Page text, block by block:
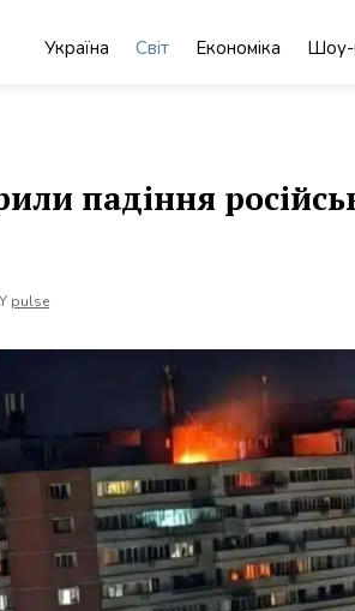
Україна Світ Економіка Шоу-
падіння
pulse